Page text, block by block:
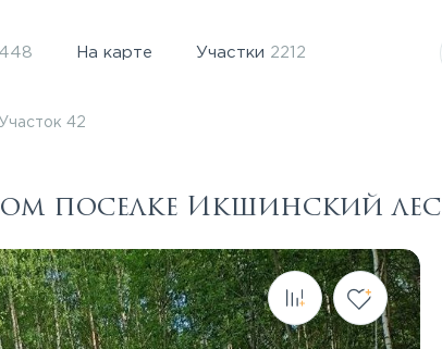
448 На карте Участки 2212
Участок 42
поселке Икшинский лес